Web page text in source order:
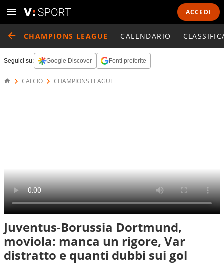
ACCEDI
CHAMPIONS LEAGUE CALENDARIO
Seguici su: Google Discover Fonti preferite
CALCIO CHAMPIONS LEAGUE
Juventus-Borussia Dortmund,
moviola: manca un rigore, Var
distratto e quanti dubbi sui gol